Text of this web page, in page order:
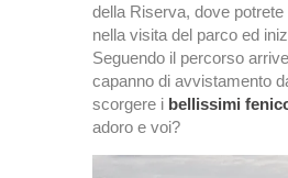
della Riserva, dove
nella visita del parco ed
Seguendo il percorso
capanno di avvistamento
scorgere i bellissimi
adoro e voi?